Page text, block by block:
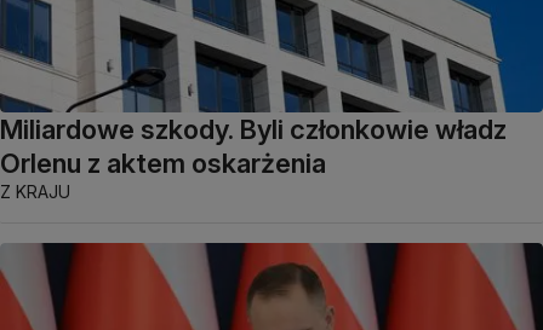
Miliardowe szkody. Byli członkowie władz
Orlenu z aktem oskarżenia
Z KRAJU